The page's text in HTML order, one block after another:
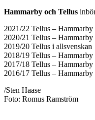
Hammarby och Tellus
2021/22 Tellus – Hammarby
2020/21 Tellus –
2019/20 Tellus i allsvenskan
2018/19 Tellus –
2017/18 Tellus –
2016/17 Tellus –
/Sten Haase
Foto: Romus Ramström